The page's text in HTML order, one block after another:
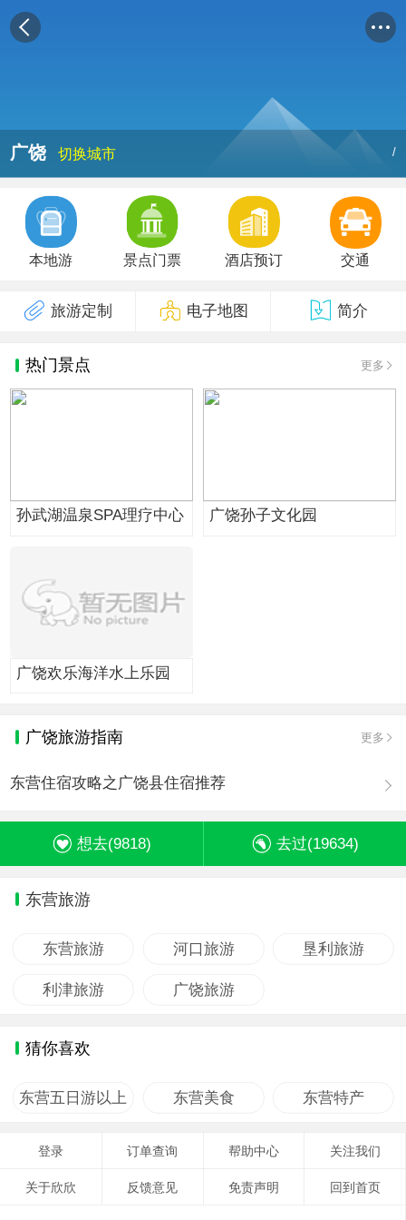
广饶 切换城市 /
本地游 景点门票 酒店预订 交通
旅游定制 电子地图 简介
热门景点 更多
孙武湖温泉SPA理疗中心 广饶孙子文化园
广饶欢乐海洋水上乐园
广饶旅游指南 更多
东营住宿攻略之广饶县住宿推荐
想去(9818) 去过(19634)
东营旅游
东营旅游 河口旅游 垦利旅游
利津旅游 广饶旅游
猜你喜欢
东营五日游以上 东营美食 东营特产
登录 订单查询 帮助中心 关注我们
关于欣欣 反馈意见 免责声明 回到首页